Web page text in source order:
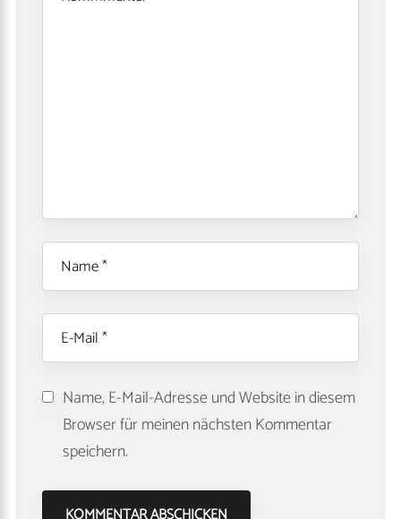
Name, E-Mail-Adresse und Website in diesem
Browser für meinen nächsten Kommentar
speichern.